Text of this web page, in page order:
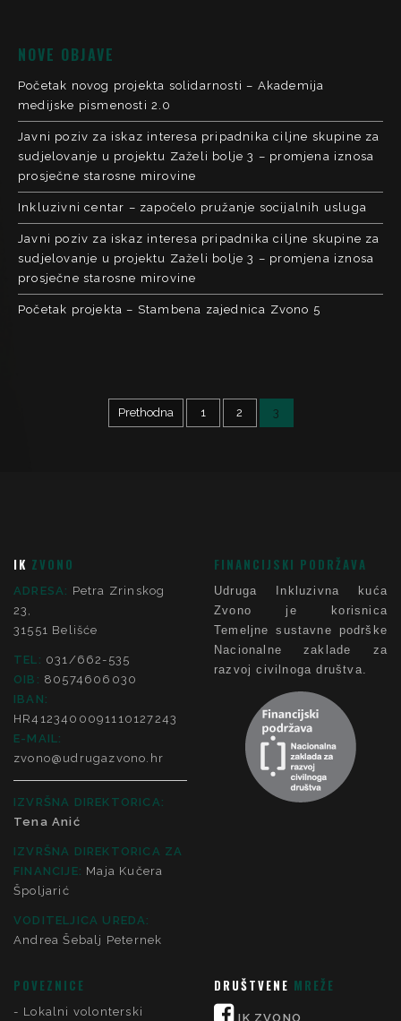
NOVE OBJAVE
Početak novog projekta solidarnosti – Akademija
medijske pismenosti 2.0
Javni poziv za iskaz interesa pripadnika ciljne skupine za
sudjelovanje u projektu Zaželi bolje 3 – promjena iznosa
prosječne starosne mirovine
Inkluzivni centar – započelo pružanje socijalnih usluga
Javni poziv za iskaz interesa pripadnika ciljne skupine za
sudjelovanje u projektu Zaželi bolje 3 – promjena iznosa
prosječne starosne mirovine
Početak projekta – Stambena zajednica Zvono 5
Prethodna 1 2 3
IK ZVONO
ADRESA: Petra Zrinskog
23,
31551 Belišće
TEL: 031/662-535
OIB: 80574606030
IBAN:
HR4123400091110127243
E-MAIL:
zvono@udrugazvono.hr
IZVRŠNA DIREKTORICA:
Tena Anić
IZVRŠNA DIREKTORICA ZA
FINANCIJE: Maja Kučera
Špoljarić
VODITELJICA UREDA:
Andrea Šebalj Peternek
FINANCIJSKI PODRŽAVA
Udruga Inkluzivna kuća
Zvono je korisnica
Temeljne sustavne podrške
Nacionalne zaklade za
razvoj civilnoga društva.
POVEZNICE
Lokalni volonterski
DRUŠTVENE MREŽE
IK ZVONO